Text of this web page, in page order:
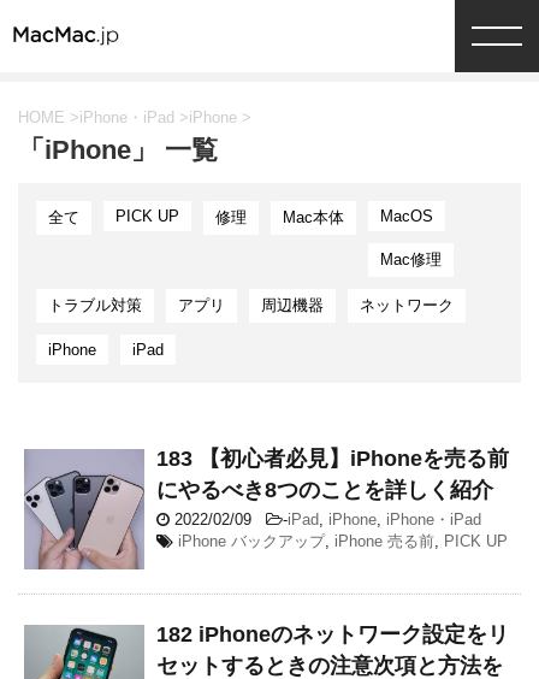
HOME >iPhone・iPad >iPhone >
「iPhone」 一覧
全て PICK UP 修理 Mac本体 MacOS
Mac修理
トラブル対策 アプリ 周辺機器 ネットワーク
iPhone iPad
183 【初心者必見】iPhoneを売る前
にやるべき8つのことを詳しく紹介
2022/02/09 -iPad, iPhone, iPhone・iPad
iPhone バックアップ, iPhone 売る前, PICK UP
182 iPhoneのネットワーク設定をリ
セットするときの注意次項と方法を